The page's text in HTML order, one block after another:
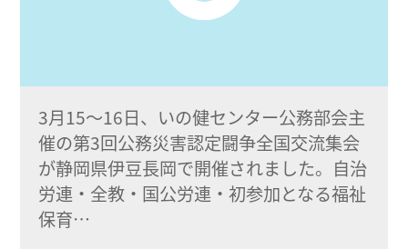
3月15～16日、いの健センター公務部会主
催の第3回公務災害認定闘争全国交流集会
が静岡県伊豆長岡で開催されました。自治
労連・全教・国公労連・初参加となる福祉
保育…